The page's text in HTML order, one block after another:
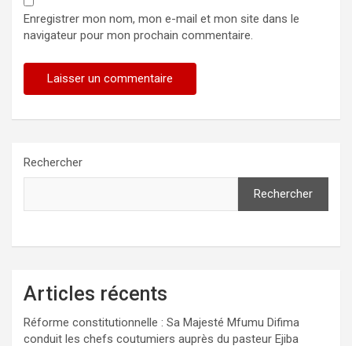
Enregistrer mon nom, mon e-mail et mon site dans le
navigateur pour mon prochain commentaire.
Rechercher
Rechercher
Articles récents
Réforme constitutionnelle : Sa Majesté Mfumu Difima
conduit les chefs coutumiers auprès du pasteur Ejiba